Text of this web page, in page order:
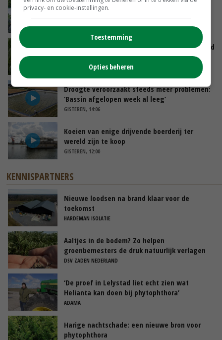
Oekraïne-vlogger Kees Huizinga: ‘Bezoek van
de ambassade mag zelf groente plukken’
Limburgse mais van Frijns doet het verrassend
goed
VANDAAG, 10:00
Droogte veroorzaakt steeds meer problemen:
‘Bassin afgelopen week al leeg’
GISTEREN, 14:06
Koeien van enige drijvende boerderij ter
wereld zijn te koop
GISTEREN, 12:00
KENNISPARTNERS
Nieuwe loodsen na brand klaar voor de
toekomst
HARDEMAN ISOLATIE
Aaltjes in de bodem? Zo helpen
groenbemesters de druk natuurlijk verlagen
DSV ZADEN NEDERLAND
‘De proef in Lelystad liet echt zien wat
Helianta kan doen bij phytophthora’
ADAMA
Harige nachtschade: een nieuwe bron voor
phytophthora
privacy- en cookie-instellingen.
Toestemming
Opties beheren